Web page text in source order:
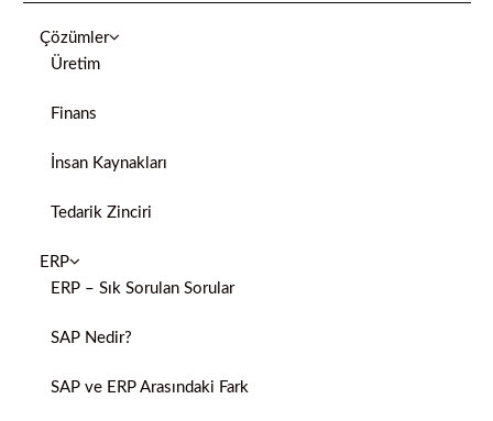
Çözümler
Üretim
Finans
İnsan Kaynakları
Tedarik Zinciri
ERP
ERP – Sık Sorulan Sorular
SAP Nedir?
SAP ve ERP Arasındaki Fark